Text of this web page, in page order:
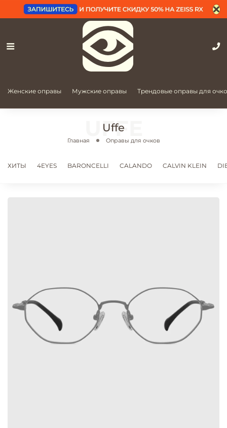
Женские оправы Мужские оправы Трендовые оправы для
Uffe
Главная Оправы для очков
ХИТЫ 4EYES BARONCELLI CALANDO CALVIN KLEIN